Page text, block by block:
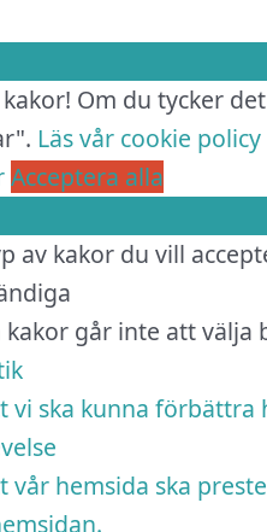
Om du tycker
Läs vår cookie policy
Acceptera alla
av kakor du vill
kakor går inte att
vi ska kunna
vår hemsida ska